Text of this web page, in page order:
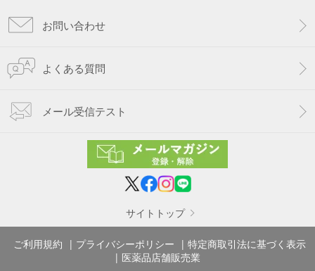
お問い合わせ
よくある質問
メール受信テスト
サイトトップ
ご利用規約 プライバシーポリシー
特定商取引法に基づく表示
医薬品店舗販売業